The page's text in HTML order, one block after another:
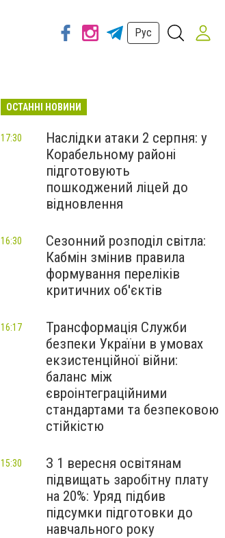
Рус
ОСТАННІ НОВИНИ
Наслідки атаки 2 серпня: у
Корабельному районі
підготовують
пошкоджений ліцей до
відновлення
17:30
Сезонний розподіл світла:
Кабмін змінив правила
формування переліків
критичних об'єктів
16:30
Трансформація Служби
безпеки України в умовах
екзистенційної війни:
баланс між
євроінтеграційними
стандартами та безпековою
стійкістю
16:17
З 1 вересня освітянам
підвищать заробітну плату
на 20%: Уряд підбив
підсумки підготовки до
навчального року
15:30